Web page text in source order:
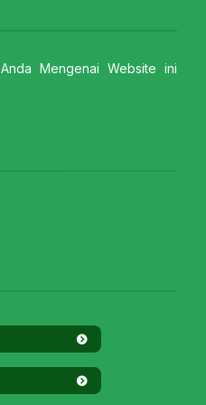
Mengenai Website ini